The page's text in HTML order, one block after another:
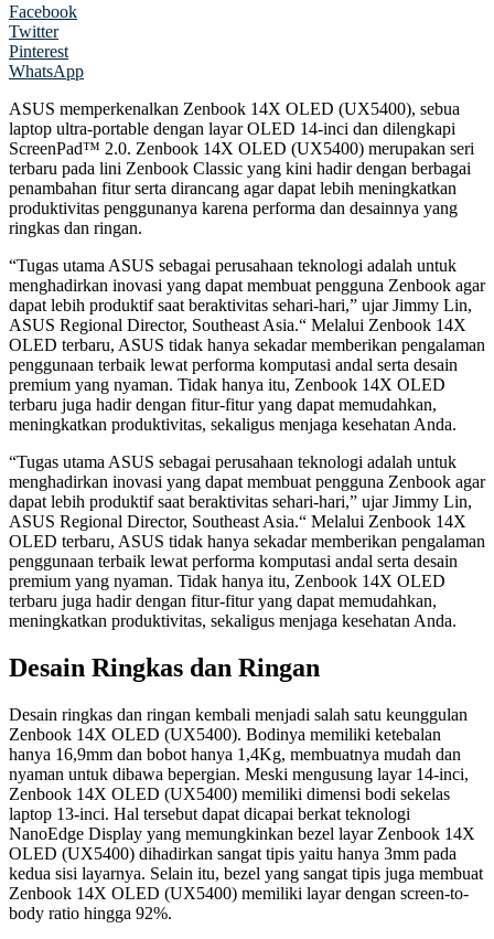
Facebook
Twitter
Pinterest
WhatsApp
ASUS memperkenalkan Zenbook 14X OLED (UX5400), sebua
laptop ultra-portable dengan layar OLED 14-inci dan dilengkapi
ScreenPad™ 2.0. Zenbook 14X OLED (UX5400) merupakan seri
terbaru pada lini Zenbook Classic yang kini hadir dengan berbagai
penambahan fitur serta dirancang agar dapat lebih meningkatkan
produktivitas penggunanya karena performa dan desainnya yang
ringkas dan ringan.
“Tugas utama ASUS sebagai perusahaan teknologi adalah untuk
menghadirkan inovasi yang dapat membuat pengguna Zenbook agar
dapat lebih produktif saat beraktivitas sehari-hari,” ujar Jimmy Lin,
ASUS Regional Director, Southeast Asia.“ Melalui Zenbook 14X
OLED terbaru, ASUS tidak hanya sekadar memberikan pengalaman
penggunaan terbaik lewat performa komputasi andal serta desain
premium yang nyaman. Tidak hanya itu, Zenbook 14X OLED
terbaru juga hadir dengan fitur-fitur yang dapat memudahkan,
meningkatkan produktivitas, sekaligus menjaga kesehatan Anda.
“Tugas utama ASUS sebagai perusahaan teknologi adalah untuk
menghadirkan inovasi yang dapat membuat pengguna Zenbook agar
dapat lebih produktif saat beraktivitas sehari-hari,” ujar Jimmy Lin,
ASUS Regional Director, Southeast Asia.“ Melalui Zenbook 14X
OLED terbaru, ASUS tidak hanya sekadar memberikan pengalaman
penggunaan terbaik lewat performa komputasi andal serta desain
premium yang nyaman. Tidak hanya itu, Zenbook 14X OLED
terbaru juga hadir dengan fitur-fitur yang dapat memudahkan,
meningkatkan produktivitas, sekaligus menjaga kesehatan Anda.
Desain Ringkas dan Ringan
Desain ringkas dan ringan kembali menjadi salah satu keunggulan
Zenbook 14X OLED (UX5400). Bodinya memiliki ketebalan
hanya 16,9mm dan bobot hanya 1,4Kg, membuatnya mudah dan
nyaman untuk dibawa bepergian. Meski mengusung layar 14-inci,
Zenbook 14X OLED (UX5400) memiliki dimensi bodi sekelas
laptop 13-inci. Hal tersebut dapat dicapai berkat teknologi
NanoEdge Display yang memungkinkan bezel layar Zenbook 14X
OLED (UX5400) dihadirkan sangat tipis yaitu hanya 3mm pada
kedua sisi layarnya. Selain itu, bezel yang sangat tipis juga membuat
Zenbook 14X OLED (UX5400) memiliki layar dengan screen-to-
body ratio hingga 92%.